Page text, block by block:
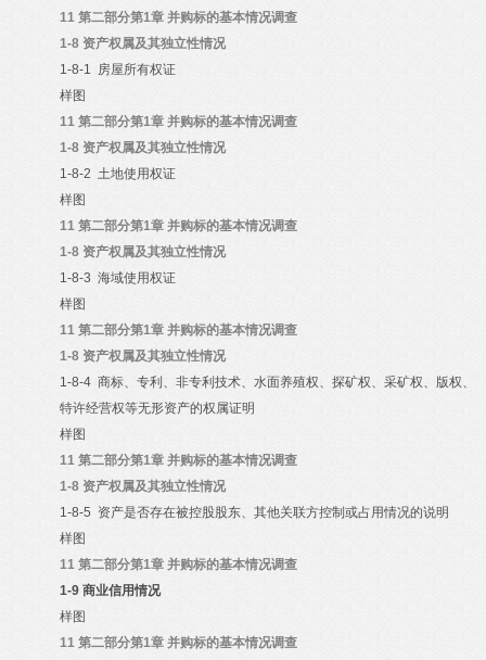
11 第二部分第1章 并购标的基本情况调查
1-8 资产权属及其独立性情况
1-8-1 房屋所有权证
样图
11 第二部分第1章 并购标的基本情况调查
1-8 资产权属及其独立性情况
1-8-2 土地使用权证
样图
11 第二部分第1章 并购标的基本情况调查
1-8 资产权属及其独立性情况
1-8-3 海域使用权证
样图
11 第二部分第1章 并购标的基本情况调查
1-8 资产权属及其独立性情况
1-8-4 商标、专利、非专利技术、水面养殖权、探矿权、采矿权、版权、
特许经营权等无形资产的权属证明
样图
11 第二部分第1章 并购标的基本情况调查
1-8 资产权属及其独立性情况
1-8-5 资产是否存在被控股股东、其他关联方控制或占用情况的说明
样图
11 第二部分第1章 并购标的基本情况调查
1-9 商业信用情况
样图
11 第二部分第1章 并购标的基本情况调查